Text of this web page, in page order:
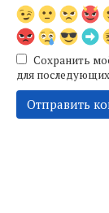
Сохранить
для